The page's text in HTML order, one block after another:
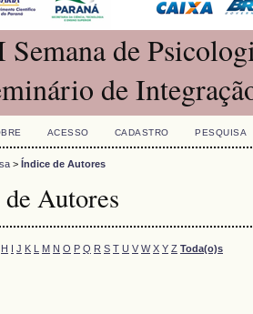
de
de
ACESSO CADASTRO PESQUISA
> Índice de Autores
Autores
H I J K L M N O P Q R S T U V W X Y Z Toda(o)s